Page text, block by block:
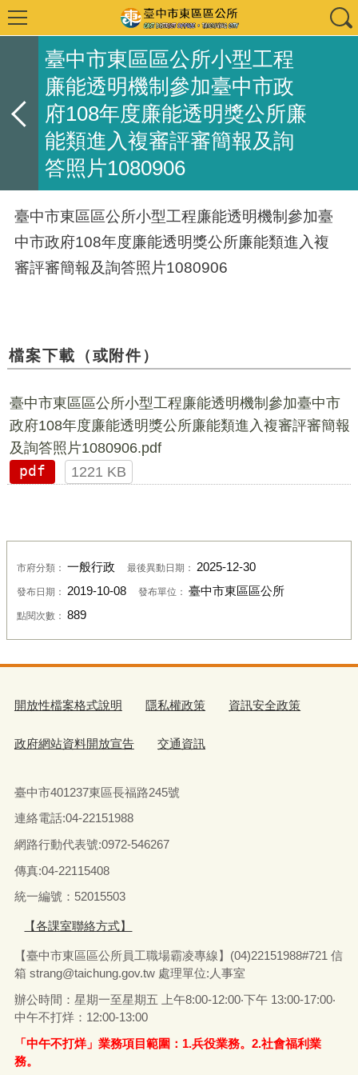
臺中市東區區公所小型工程
廉能透明機制參加臺中市政
府108年度廉能透明獎公所廉
能類進入複審評審簡報及詢
答照片1080906
臺中市東區區公所小型工程廉能透明機制參加臺
中市政府108年度廉能透明獎公所廉能類進入複
審評審簡報及詢答照片1080906
檔案下載（或附件）
臺中市東區區公所小型工程廉能透明機制參加臺中市
政府108年度廉能透明獎公所廉能類進入複審評審簡報
及詢答照片1080906.pdf
pdf
1221 KB
市府分類： 一般行政 最後異動日期： 2025-12-30
發布日期： 2019-10-08 發布單位： 臺中市東區區公所
點閱次數： 889
開放性檔案格式說明 隱私權政策 資訊安全政策
政府網站資料開放宣告 交通資訊
臺中市401237東區長福路245號
連絡電話:04-22151988
網路行動代表號:0972-546267
傳真:04-22115408
統一編號：52015503
【各課室聯絡方式】
【臺中市東區區公所員工職場霸凌專線】(04)22151988#721 信
箱 strang@taichung.gov.tw處理單位:人事室
辦公時間：星期一至星期五 上午8:00-12:00‧下午 13:00-17:00‧
中午不打烊：12:00-13:00
「中午不打烊」業務項目範圍：1.兵役業務。2.社會福利業
務。